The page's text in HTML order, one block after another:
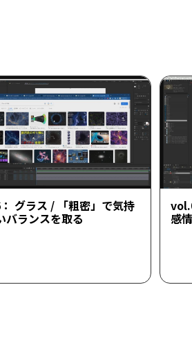
グラス / 「粗密」で気持
バランスを取る 感